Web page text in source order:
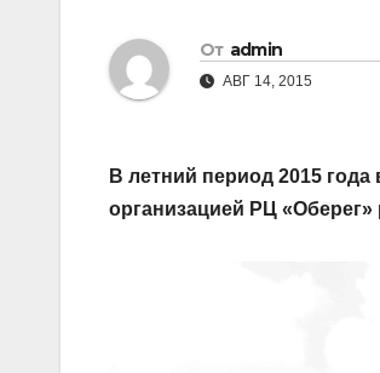
От admin
АВГ 14, 2015
В летний период 2015
организацией РЦ